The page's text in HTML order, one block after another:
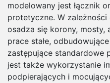
modelowany jest łącznik
protetyczne. W
osadza się korony, mosty,
prace stałe,
zastępujące standardowe
jest także wykorzystanie
podpierających i